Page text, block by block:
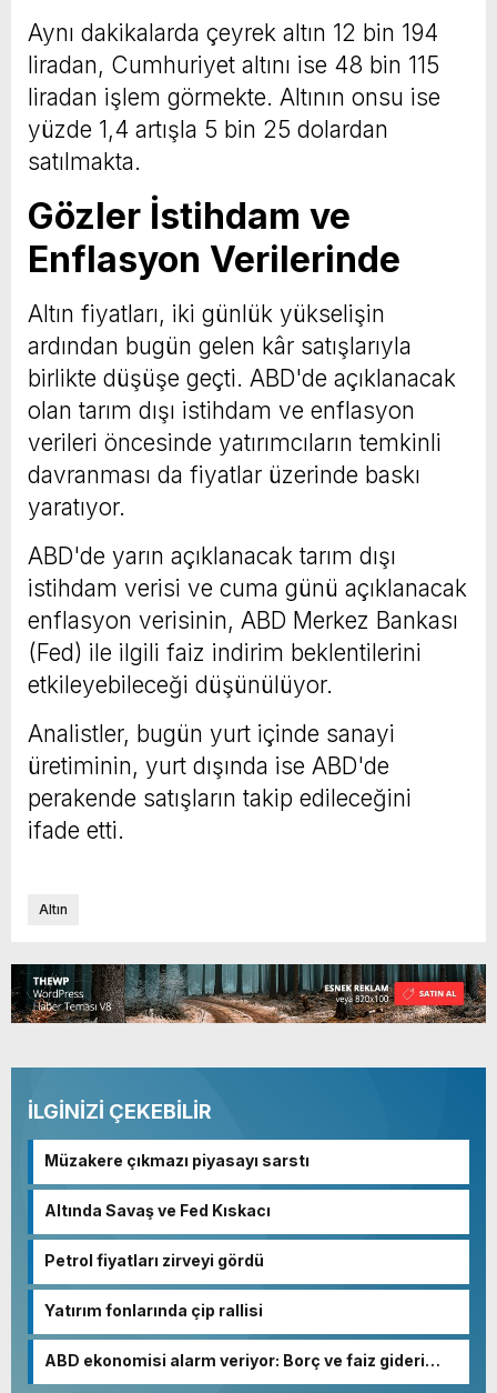
Aynı dakikalarda çeyrek altın 12 bin 194
liradan, Cumhuriyet altını ise 48 bin 115
liradan işlem görmekte. Altının onsu ise
yüzde 1,4 artışla 5 bin 25 dolardan
satılmakta.
Gözler İstihdam ve
Enflasyon Verilerinde
Altın fiyatları, iki günlük yükselişin
ardından bugün gelen kâr satışlarıyla
birlikte düşüşe geçti. ABD'de açıklanacak
olan tarım dışı istihdam ve enflasyon
verileri öncesinde yatırımcıların temkinli
davranması da fiyatlar üzerinde baskı
yaratıyor.
ABD'de yarın açıklanacak tarım dışı
istihdam verisi ve cuma günü açıklanacak
enflasyon verisinin, ABD Merkez Bankası
(Fed) ile ilgili faiz indirim beklentilerini
etkileyebileceği düşünülüyor.
Analistler, bugün yurt içinde sanayi
üretiminin, yurt dışında ise ABD'de
perakende satışların takip edileceğini
ifade etti.
Altın
İLGİNİZİ ÇEKEBİLİR
Müzakere çıkmazı piyasayı sarstı
Altında Savaş ve Fed Kıskacı
Petrol fiyatları zirveyi gördü
Yatırım fonlarında çip rallisi
ABD ekonomisi alarm veriyor: Borç ve faiz gideri